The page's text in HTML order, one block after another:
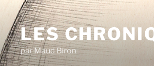
LES
par Maud Biron